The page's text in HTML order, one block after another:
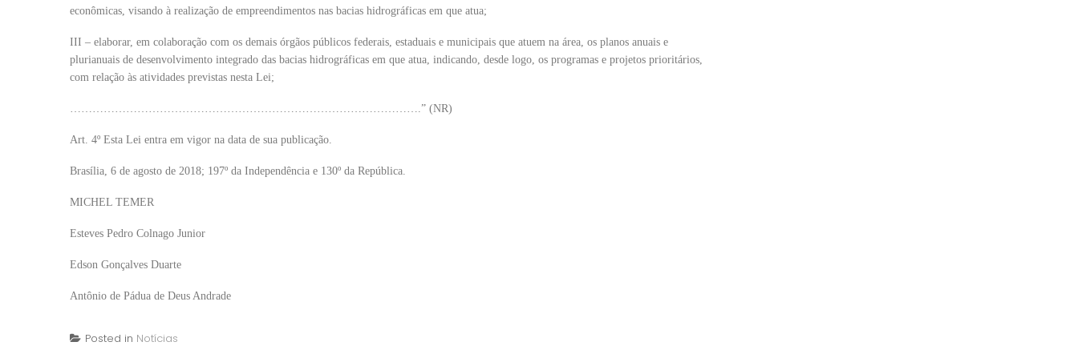
econômicas, visando à realização de empreendimentos nas bacias hidrográficas em que atua;
III – elaborar, em colaboração com os demais órgãos públicos federais, estaduais e municipais que atuem na área, os planos anuais e
plurianuais de desenvolvimento integrado das bacias hidrográficas em que atua, indicando, desde logo, os programas e projetos prioritários,
com relação às atividades previstas nesta Lei;
………………………………………………………………………………….” (NR)
Art. 4º Esta Lei entra em vigor na data de sua publicação.
Brasília, 6 de agosto de 2018; 197º da Independência e 130º da República.
MICHEL TEMER
Esteves Pedro Colnago Junior
Edson Gonçalves Duarte
Antônio de Pádua de Deus Andrade
Posted in Notícias